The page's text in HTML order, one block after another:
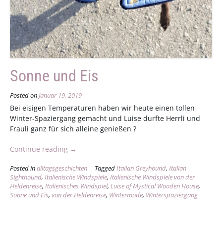
Sonne und Eis
Posted onJanuar 19, 2019
Bei eisigen Temperaturen haben wir heute einen tollen
Winter-Spaziergang gemacht und Luise durfte Herrli und
Frauli ganz für sich alleine genießen ?
Continue reading „Sonne
Eis“
→
Posted inalltagsgeschichten TaggedItalian Greyhound, Italian
Sighthound, Italienische Windspiele, Italienische Windspiele von der
Heldenreise, Italienisches Windspiel, Luise of Mystical Wooden House,
Sonne und Eis, von der Heldenreise, Wintermode, Winterspaziergang